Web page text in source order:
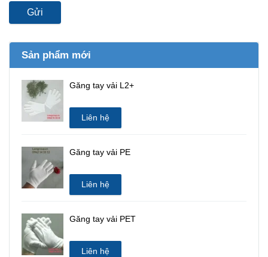
Gửi
Sản phẩm mới
Găng tay vải L2+
Liên hệ
Găng tay vải PE
Liên hệ
Găng tay vải PET
Liên hệ